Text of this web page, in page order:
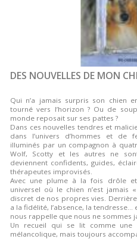
DES NOUVELLES DE MON
Qui n’a jamais surpris son chien
tourné vers l’horizon ? Ou de
monde reposait sur ses pattes ?
Dans ces nouvelles tendres et
dans l’univers d’hommes et de
illuminés par un compagnon à
Wolf, Scotty et les autres ne
deviennent confidents, guides,
thérapeutes improvisés.
Avec une plume à la fois drôle et
universel où le chien n’est jamais
discret de nos propres vies.
a la fidélité, l’absence, la
nous rappelle que nous ne sommes
Un recueil qui se lit comme une
mélancolique, mais toujours